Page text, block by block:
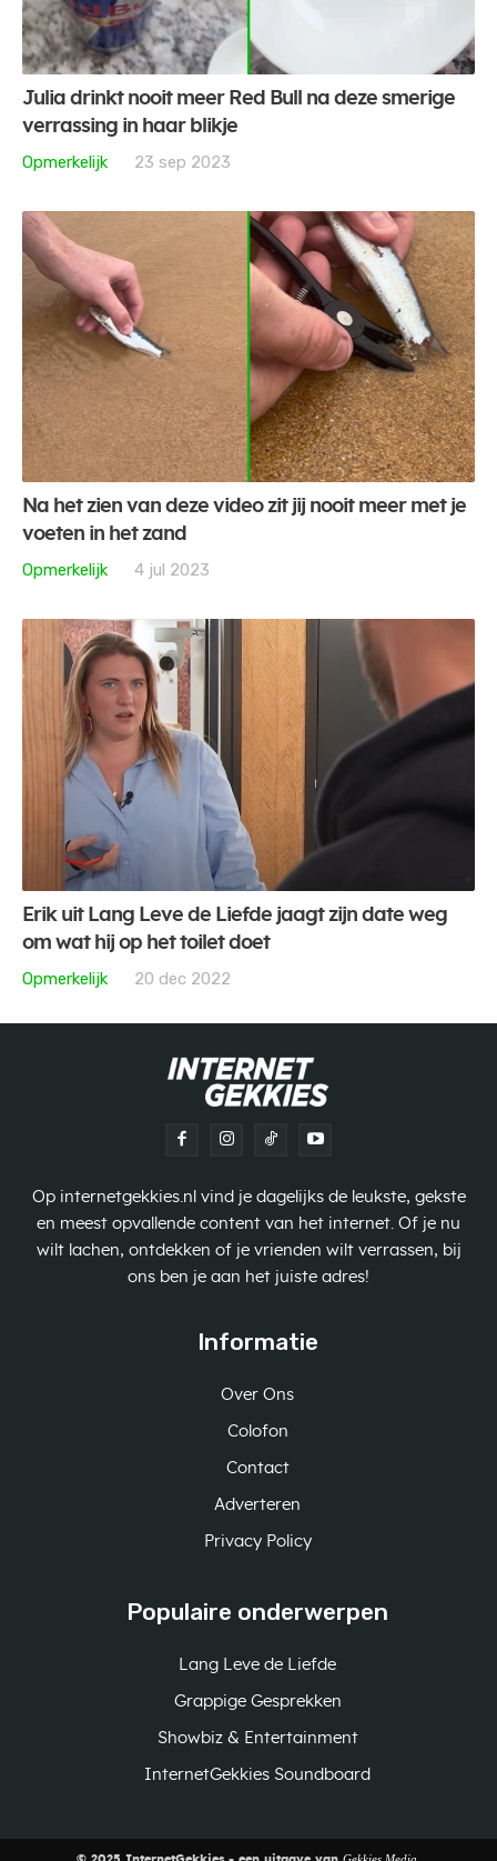
Julia drinkt nooit meer Red Bull na deze smerige
verrassing in haar blikje
Opmerkelijk
23 sep 2023
Na het zien van deze video zit jij nooit meer met je
voeten in het zand
Opmerkelijk
4 jul 2023
Erik uit Lang Leve de Liefde jaagt zijn date weg
om wat hij op het toilet doet
Opmerkelijk
20 dec 2022
Op internetgekkies.nl vind je dagelijks de leukste, gekste
en meest opvallende content van het internet. Of je nu
wilt lachen, ontdekken of je vrienden wilt verrassen, bij
ons ben je aan het juiste adres!
Informatie
Over Ons
Colofon
Contact
Adverteren
Privacy Policy
Populaire onderwerpen
Lang Leve de Liefde
Grappige Gesprekken
Showbiz & Entertainment
InternetGekkies Soundboard